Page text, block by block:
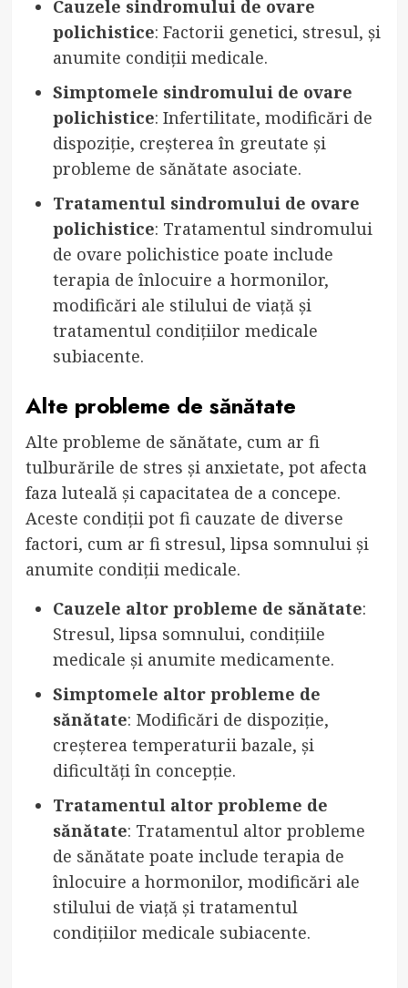
Cauzele sindromului de ovare
polichistice: Factorii genetici, stresul, și
anumite condiții medicale.
Simptomele sindromului de ovare
polichistice: Infertilitate, modificări de
dispoziție, creșterea în greutate și
probleme de sănătate asociate.
Tratamentul sindromului de ovare
polichistice: Tratamentul sindromului
de ovare polichistice poate include
terapia de înlocuire a hormonilor,
modificări ale stilului de viață și
tratamentul condițiilor medicale
subiacente.
Alte probleme de sănătate
Alte probleme de sănătate, cum ar fi
tulburările de stres și anxietate, pot afecta
faza luteală și capacitatea de a concepe.
Aceste condiții pot fi cauzate de diverse
factori, cum ar fi stresul, lipsa somnului și
anumite condiții medicale.
Cauzele altor probleme de sănătate:
Stresul, lipsa somnului, condițiile
medicale și anumite medicamente.
Simptomele altor probleme de
sănătate: Modificări de dispoziție,
creșterea temperaturii bazale, și
dificultăți în concepție.
Tratamentul altor probleme de
sănătate: Tratamentul altor probleme
de sănătate poate include terapia de
înlocuire a hormonilor, modificări ale
stilului de viață și tratamentul
condițiilor medicale subiacente.